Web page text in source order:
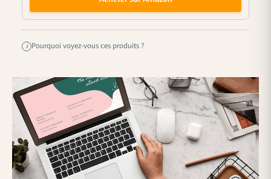
i Pourquoi voyez-vous ces produits ?